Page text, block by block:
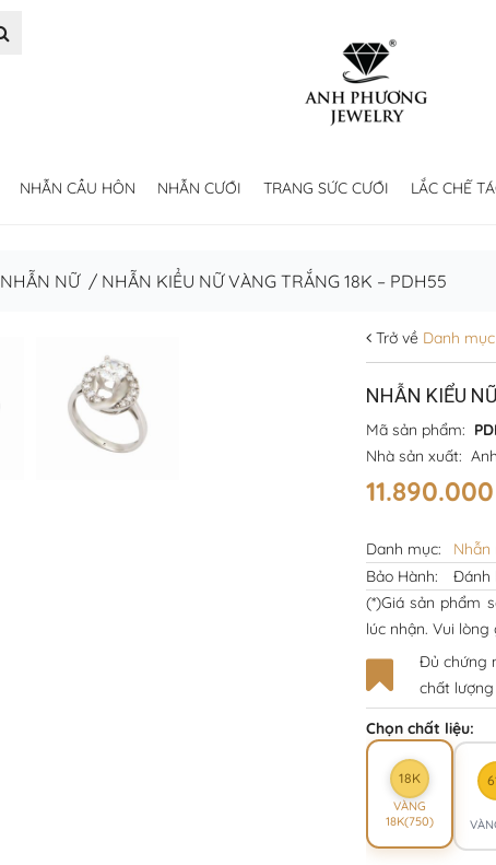
NHẪN CẦU HÔN NHẪN CƯỚI TRANG SỨC CƯỚI LẮC CHẾ
NHẪN NỮ/ NHẪN KIỂU NỮ VÀNG TRẮNG 18K – PDH55
Trở về Danh mục
NHẪN KIỂU
Mã sản phẩm:
Nhà sản xuất:
11.890.000
Danh mục: Nhẫn
Bảo Hành:
Đánh
(*)Giá sản phẩm
lúc nhận. Vui lòng
Đủ chứng
chất lượng
Chọn chất liệu:
18K
VÀNG
18K(750)